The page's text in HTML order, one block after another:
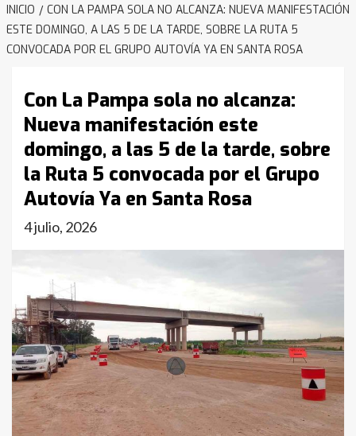
INICIO
CON LA PAMPA SOLA NO ALCANZA: NUEVA MANIFESTACIÓN
ESTE DOMINGO, A LAS 5 DE LA TARDE, SOBRE LA RUTA 5
CONVOCADA POR EL GRUPO AUTOVÍA YA EN SANTA ROSA
Con La Pampa sola no alcanza:
Nueva manifestación este
domingo, a las 5 de la tarde, sobre
la Ruta 5 convocada por el Grupo
Autovía Ya en Santa Rosa
4 julio, 2026